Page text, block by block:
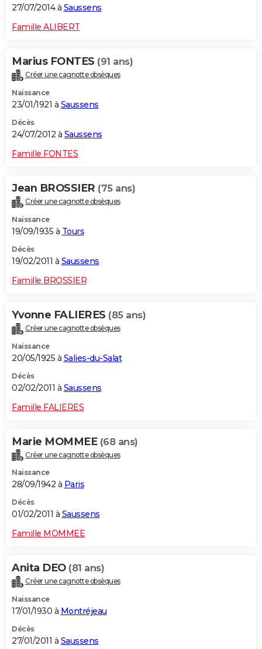
27/07/2014 à Saussens
Famille ALIBERT
Marius FONTES (91 ans)
Créer une cagnotte obsèques
Naissance
23/01/1921 à Saussens
Décès
24/07/2012 à Saussens
Famille FONTES
Jean BROSSIER (75 ans)
Créer une cagnotte obsèques
Naissance
19/09/1935 à Tours
Décès
19/02/2011 à Saussens
Famille BROSSIER
Yvonne FALIERES (85 ans)
Créer une cagnotte obsèques
Naissance
20/05/1925 à Salies-du-Salat
Décès
02/02/2011 à Saussens
Famille FALIERES
Marie MOMMEE (68 ans)
Créer une cagnotte obsèques
Naissance
28/09/1942 à Paris
Décès
01/02/2011 à Saussens
Famille MOMMEE
Anita DEO (81 ans)
Créer une cagnotte obsèques
Naissance
17/01/1930 à Montréjeau
Décès
27/01/2011 à Saussens